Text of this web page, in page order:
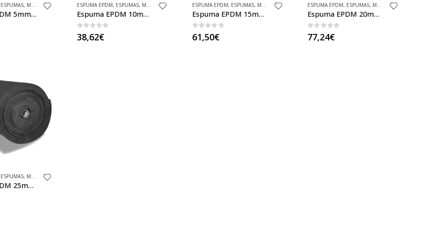
ESPUMAS, MATERIAS PRIMAS
Espuma EPDM 5mm en rollo sin adhesivo
ESPUMA EPDM, ESPUMAS, MATERIAS PRIMAS
Espuma EPDM 10mm en rollo sin adhesivo
0 out of 5
38,62€
ESPUMA EPDM, ESPUMAS, MATERIAS PRIMAS
Espuma EPDM 15mm en rollo sin adhesivo
0 out of 5
61,50€
ESPUMA EPDM, ESPUMAS, MATERIAS PRIMAS
Espuma EPDM 20mm en rollo sin adhesivo
0out of 5
77,24€
ESPUMAS, MATERIAS PRIMAS
Espuma EPDM 25mm en rollo sin adhesivo